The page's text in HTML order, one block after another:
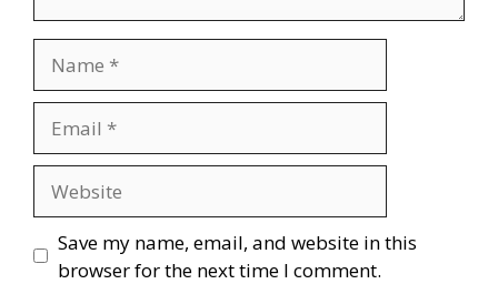
Save my name, email, and website in this
browser for the next time I comment.